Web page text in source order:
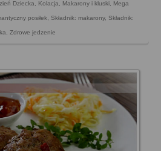
Dziecka Kolacja Makarony i kluski Mega
posiłek Składnik: makarony, Składnik:
Zdrowe jedzenie